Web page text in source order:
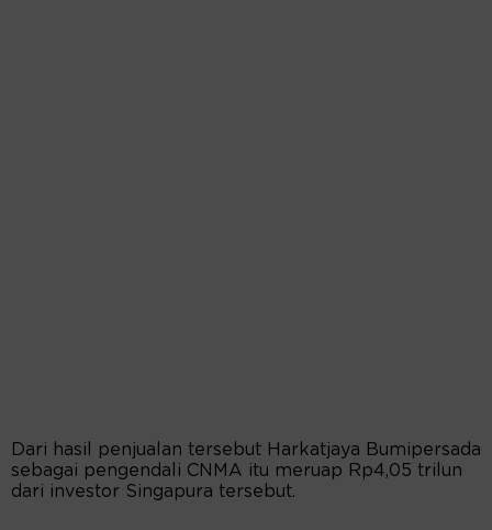
Dari hasil penjualan tersebut Harkatjaya Bumipersada
sebagai pengendali CNMA itu meruap Rp4,05 trilun
dari investor Singapura tersebut.